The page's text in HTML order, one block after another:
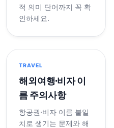
적 의미 단어까지 꼭 확
인하세요.
TRAVEL
해외여행·비자 이
름 주의사항
항공권·비자 이름 불일
치로 생기는 문제와 해